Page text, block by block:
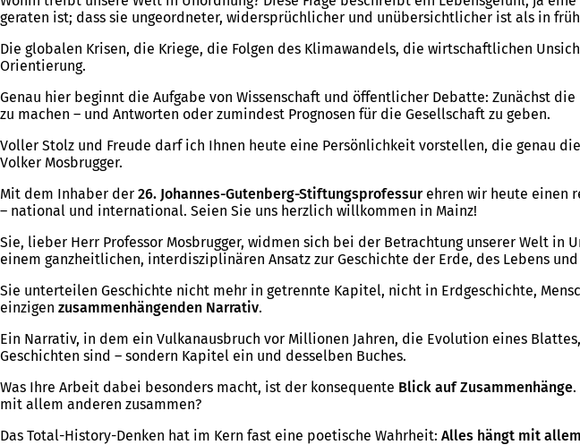
geraten ist; dass sie ungeordneter, widersprüchlicher und unübersichtlicher ist als in
Die globalen Krisen, die Kriege, die Folgen des Klimawandels, die wirtschaftlichen
Orientierung.
Genau hier beginnt die Aufgabe von Wissenschaft und öffentlicher Debatte: Zunächst
zu machen – und Antworten oder zumindest Prognosen für die Gesellschaft zu geben.
Voller Stolz und Freude darf ich Ihnen heute eine Persönlichkeit vorstellen, die genau
Volker Mosbrugger.
Mit dem Inhaber der 26. Johannes-Gutenberg-Stiftungsprofessurehren wir heute einen
– national und international. Seien Sie uns herzlich willkommen in Mainz!
Sie, lieber Herr Professor Mosbrugger, widmen sich bei der Betrachtung unserer Welt in
einem ganzheitlichen, interdisziplinären Ansatz zur Geschichte der Erde, des Lebens
Sie unterteilen Geschichte nicht mehr in getrennte Kapitel, nicht in Erdgeschichte,
einzigen zusammenhängenden Narrativ.
Ein Narrativ, in dem ein Vulkanausbruch vor Millionen Jahren, die Evolution eines
Geschichten sind – sondern Kapitel ein und desselben Buches.
Was Ihre Arbeit dabei besonders macht, ist der konsequente Blick auf Zusammenhänge.
mit allem anderen zusammen?
Das Total-History-Denken hat im Kern fast eine poetische Wahrheit: Alles hängt mit